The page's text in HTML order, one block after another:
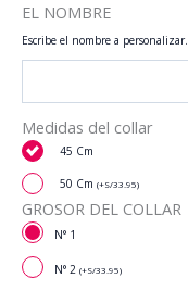
EL NOMBRE
Escribe el nombre a personalizar.
Medidas del collar
45 Cm
50 Cm (+S/33.95)
GROSOR DEL COLLAR
N° 1
N° 2 (+S/33.95)